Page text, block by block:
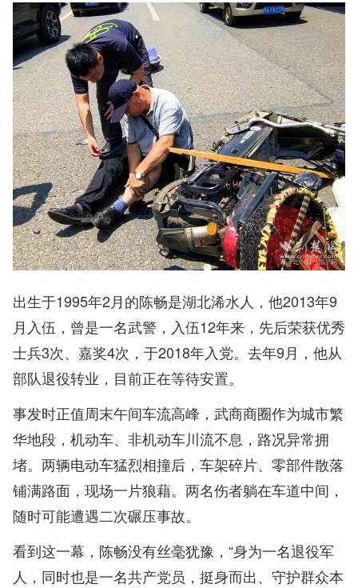
出生于1995年2月的陈畅是湖北浠水人，他2013年9
月入伍，曾是一名武警，入伍12年来，先后荣获优秀
士兵3次、嘉奖4次，于2018年入党。去年9月，他从
部队退役转业，目前正在等待安置。
事发时正值周末午间车流高峰，武商商圈作为城市繁
华地段，机动车、非机动车川流不息，路况异常拥
堵。两辆电动车猛烈相撞后，车架碎片、零部件散落
铺满路面，现场一片狼藉。两名伤者躺在车道中间，
随时可能遭遇二次碾压事故。
看到这一幕，陈畅没有丝毫犹豫，“身为一名退役军
人，同时也是一名共产党员，挺身而出、守护群众本